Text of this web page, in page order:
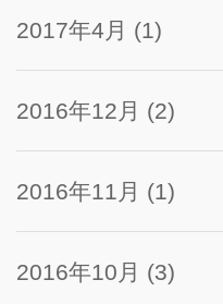
2017年4月 (1)
2016年12月 (2)
2016年11月 (1)
2016年10月 (3)